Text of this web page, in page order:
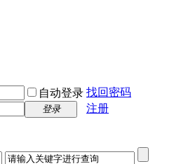
自动登录 找回密码
登录
注册